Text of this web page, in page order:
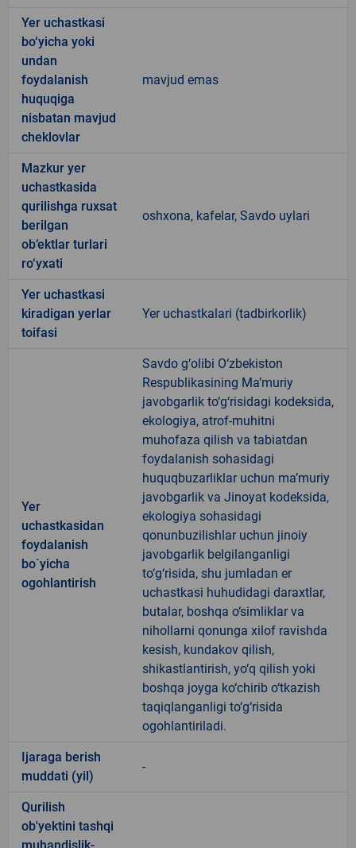
Yer uchastkasi
bo‘yicha yoki
undan
foydalanish
huquqiga
nisbatan mavjud
cheklovlar
mavjud emas
Mazkur yer
uchastkasida
qurilishga ruxsat
berilgan
ob’ektlar turlari
ro‘yxati
oshxona, kafelar, Savdo uylari
Yer uchastkasi
kiradigan yerlar
toifasi
Yer uchastkalari (tadbirkorlik)
Yer
uchastkasidan
foydalanish
bo`yicha
ogohlantirish
Savdo g‘olibi O‘zbekiston
Respublikasining Ma’muriy
javobgarlik to‘g‘risidagi kodeksida,
ekologiya, atrof-muhitni
muhofaza qilish va tabiatdan
foydalanish sohasidagi
huquqbuzarliklar uchun ma’muriy
javobgarlik va Jinoyat kodeksida,
ekologiya sohasidagi
qonunbuzilishlar uchun jinoiy
javobgarlik belgilanganligi
to‘g‘risida, shu jumladan er
uchastkasi huhudidagi daraxtlar,
butalar, boshqa o‘simliklar va
nihollarni qonunga xilof ravishda
kesish, kundakov qilish,
shikastlantirish, yo‘q qilish yoki
boshqa joyga ko‘chirib o‘tkazish
taqiqlanganligi to‘g‘risida
ogohlantiriladi.
Ijaraga berish
muddati (yil)
-
Qurilish
ob'yektini tashqi